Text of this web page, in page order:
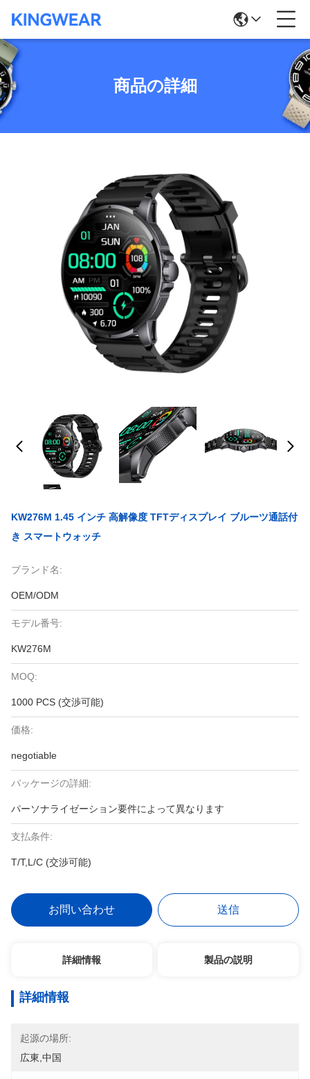
商品の詳細
KW276M 1.45 インチ 高解像度 TFTディスプレイ ブルーツ通話付
き スマートウォッチ
ブランド名:
OEM/ODM
モデル番号:
KW276M
MOQ:
1000 PCS (交渉可能)
価格:
negotiable
パッケージの詳細:
パーソナライゼーション要件によって異なります
支払条件:
T/T,L/C (交渉可能)
お問い合わせ 送信
詳細情報 製品の説明
詳細情報
起源の場所:
広東,中国